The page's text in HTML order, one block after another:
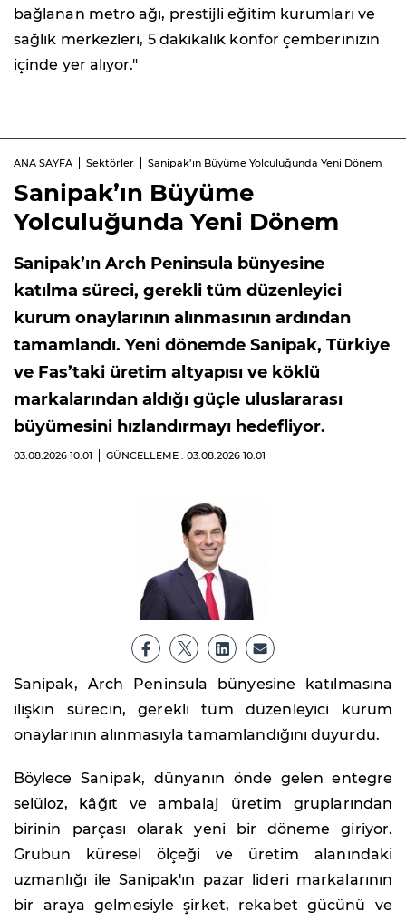
bağlanan metro ağı, prestijli eğitim kurumları ve
sağlık merkezleri, 5 dakikalık konfor çemberinizin
içinde yer alıyor."
ANA SAYFA Sektörler Sanipak’ın Büyüme Yolculuğunda Yeni Dönem
Sanipak’ın Büyüme
Yolculuğunda Yeni Dönem
Sanipak’ın Arch Peninsula bünyesine
katılma süreci, gerekli tüm düzenleyici
kurum onaylarının alınmasının ardından
tamamlandı. Yeni dönemde Sanipak, Türkiye
ve Fas’taki üretim altyapısı ve köklü
markalarından aldığı güçle uluslararası
büyümesini hızlandırmayı hedefliyor.
03.08.2026 10:01 GÜNCELLEME : 03.08.2026 10:01
Sanipak, Arch Peninsula bünyesine katılmasına
ilişkin sürecin, gerekli tüm düzenleyici kurum
onaylarının alınmasıyla tamamlandığını duyurdu.
Böylece Sanipak, dünyanın önde gelen entegre
selüloz, kâğıt ve ambalaj üretim gruplarından
birinin parçası olarak yeni bir döneme giriyor.
Grubun küresel ölçeği ve üretim alanındaki
uzmanlığı ile Sanipak'ın pazar lideri markalarının
bir araya gelmesiyle şirket, rekabet gücünü ve